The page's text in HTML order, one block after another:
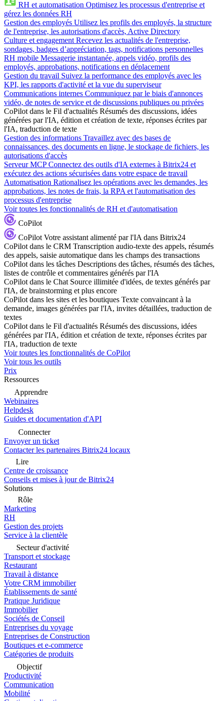
RH et automatisation Optimisez les processus d'entreprise et
gérez les données RH
Gestion des employés Utilisez les profils des employés, la structure
de l'entreprise, les autorisations d'accès, Active Directory
Culture et engagement Recevez les actualités de l'entreprise,
sondages, badges d’appréciation, tags, notifications personnelles
RH mobile Messagerie instantanée, appels vidéo, profils des
employés, approbations, notifications en déplacement
Gestion du travail Suivez la performance des employés avec les
KPI, les rapports d'activité et la vue du superviseur
Communications internes Communiquez par le biais d'annonces
vidéo, de notes de service et de discussions publiques ou privées
CoPilot dans le Fil d'actualités Résumés des discussions, idées
générées par l'IA, édition et création de texte, réponses écrites par
l'IA, traduction de texte
Gestion des informations Travaillez avec des bases de
connaissances, des documents en ligne, le stockage de fichiers, les
autorisations d'accès
Serveur MCP Connectez des outils d'IA externes à Bitrix24 et
exécutez des actions sécurisées dans votre espace de travail
Automatisation Rationalisez les opérations avec les demandes, les
approbations, les notes de frais, la RPA et l'automatisation des
processus d'entreprise
Voir toutes les fonctionnalités de RH et d'automatisation
CoPilot
CoPilot Votre assistant alimenté par l'IA dans Bitrix24
CoPilot dans le CRM Transcription audio-texte des appels, résumés
des appels, saisie automatique dans les champs des transactions
CoPilot dans les tâches Descriptions des tâches, résumés des tâches,
listes de contrôle et commentaires générés par l'IA
CoPilot dans le Chat Source illimitée d'idées, de textes générés par
l'IA, de brainstorming et plus encore
CoPilot dans les sites et les boutiques Texte convaincant à la
demande, images générées par l'IA, invites détaillées, traduction de
textes
CoPilot dans le Fil d'actualités Résumés des discussions, idées
générées par l'IA, édition et création de texte, réponses écrites par
l'IA, traduction de texte
Voir toutes les fonctionnalités de CoPilot
Voir tous les outils
Prix
Ressources
Apprendre
Webinaires
Helpdesk
Guides et documentation d'API
Connecter
Envoyer un ticket
Contacter les partenaires Bitrix24 locaux
Lire
Centre de croissance
Conseils et mises à jour de Bitrix24
Solutions
Rôle
Marketing
RH
Gestion des projets
Service à la clientèle
Secteur d'activité
Transport et stockage
Restaurant
Travail à distance
Votre CRM immobilier
Établissements de santé
Pratique Juridique
Immobilier
Sociétés de Conseil
Entreprises du voyage
Entreprises de Construction
Boutiques et e-commerce
Catégories de produits
Objectif
Productivité
Communication
Mobilité